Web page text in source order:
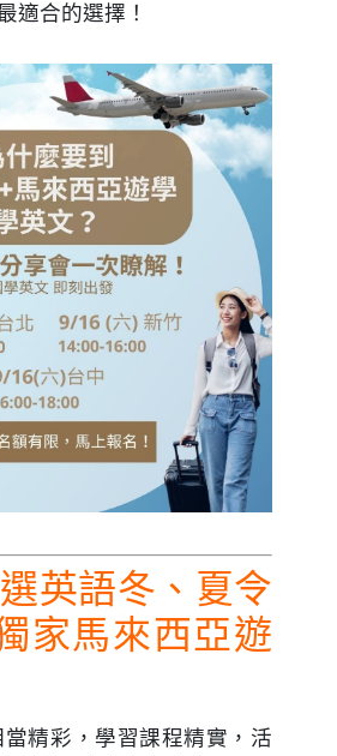
適合的選擇！
英語冬、夏令
家馬來西亞遊
精彩，學習課程精實，活